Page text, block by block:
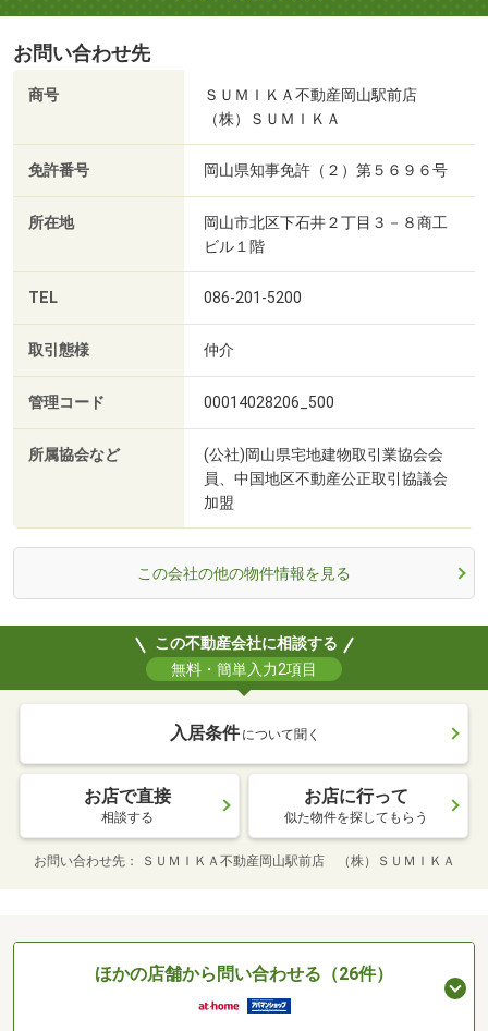
お問い合わせ先
商号
ＳＵＭＩＫＡ不動産岡山駅前店
（株）ＳＵＭＩＫＡ
免許番号 岡山県知事免許（２）第５６９６号
所在地
岡山市北区下石井２丁目３－８商工
ビル１階
TEL 086-201-5200
取引態様 仲介
管理コード 00014028206_500
所属協会など
(公社)岡山県宅地建物取引業協会会
員、中国地区不動産公正取引協議会
加盟
この会社の他の物件情報を見る
この不動産会社に相談する
無料・簡単入力2項目
入居条件 について聞く
お店で直接
相談する
お店に行って
似た物件を探してもらう
お問い合わせ先 ＳＵＭＩＫＡ不動産岡山駅前店 （株）ＳＵＭＩＫＡ
ほかの店舗から問い合わせる（26件）